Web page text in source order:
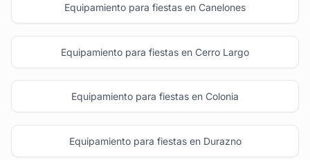
Equipamiento para fiestas en Canelones
Equipamiento para fiestas en Cerro Largo
Equipamiento para fiestas en Colonia
Equipamiento para fiestas en Durazno